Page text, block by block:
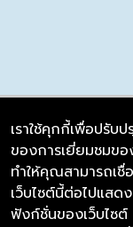
บริษัท ซิมลิงค์ จำกั
98/226
Bangyai,
เราใช้คุกกี้เพื่อปรับ
ของการเยี่ยมชมข
ทำให้คุณสามารถเ
เว็บไซต์นี้ต่อไปแส
ฟังก์ชั่นของเว็บไซ